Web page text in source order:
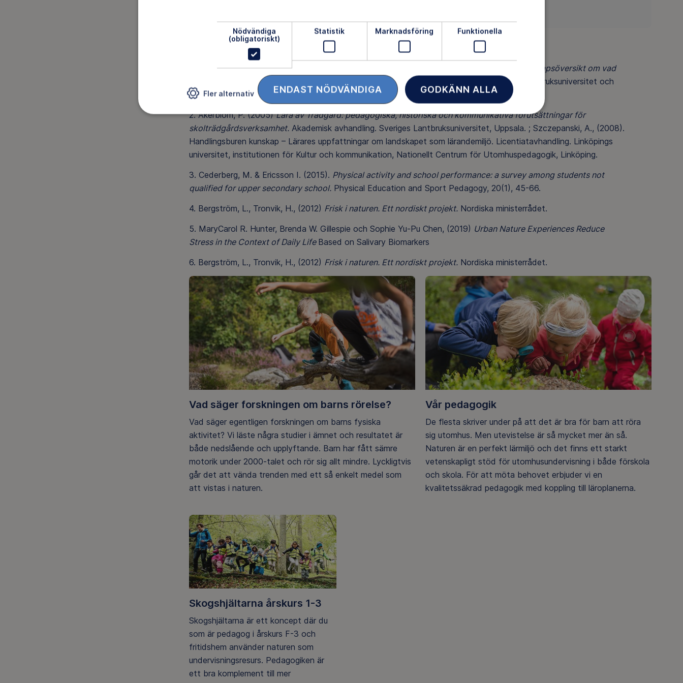
1. Faskunger, J., Szczepanski, A., Åkerblom, P. (2018)
En kunskapsöversikt om vad
utomhusundervisning betyder för lärande i grundskolan.
Linköpings universitet, Sveriges lantbruksuniversitet och
Tankesmedjan Movium.
2. Åkerblom, P. (2005)Lära av Trädgård: pedagogiska, historiska och kommunikativa förutsättningar för
skolträdgårdsverksamhet. Akademisk avhandling. Sveriges Lantbruksuniversitet, Uppsala. ; Szczepanski, A., (2008).
Handlingsburen kunskap – Lärares uppfattningar om landskapet som lärandemiljö. Licentiatavhandling. Linköpings
universitet, institutionen för Kultur och kommunikation, Nationellt Centrum för Utomhuspedagogik, Linköping.
3. Cederberg, M. & Ericsson I. (2015). Physical activity and school performance: a survey among students not
qualified for upper secondary school. Physical Education and Sport Pedagogy, 20(1), 45-66.
4. Bergström, L., Tronvik, H., (2012) Frisk i naturen. Ett nordiskt projekt. Nordiska ministerrådet.
5. MaryCarol R. Hunter, Brenda W. Gillespie och Sophie Yu-Pu Chen, (2019) Urban Nature Experiences Reduce
Stress in the Context of Daily Life Based on Salivary Biomarkers
6. Bergström, L., Tronvik, H., (2012) Frisk i naturen. Ett nordiskt projekt. Nordiska ministerrådet.
Vad säger forskningen om barns rörelse?
Vad säger egentligen forskningen om barns fysiska
aktivitet? Vi läste några studier i ämnet och resultatet är
både nedslående och upplyftande. Barn har fått sämre
motorik under 2000-talet och rör sig allt mindre. Lyckligtvis
går det att vända trenden med ett så enkelt medel som
att vistas i naturen.
Vår pedagogik
De flesta skriver under på att det är bra för barn att röra
sig utomhus. Men utevistelse är så mycket mer än så.
Naturen är en perfekt lärmiljö och det finns ett starkt
vetenskapligt stöd för utomhusundervisning i både förskola
och skola. För att möta behovet erbjuder vi en
kvalitetssäkrad pedagogik med koppling till läroplanerna.
Skogshjältarna årskurs 1-3
Skogshjältarna är ett koncept där du
som är pedagog i årskurs F-3 och
fritidshem använder naturen som
undervisningsresurs. Pedagogiken är
ett bra komplement till mer
Nödvändiga
(obligatoriskt)
Statistik Marknadsföring Funktionella
GODKÄNN ALLA
ENDAST NÖDVÄNDIGA
Fler alternativ